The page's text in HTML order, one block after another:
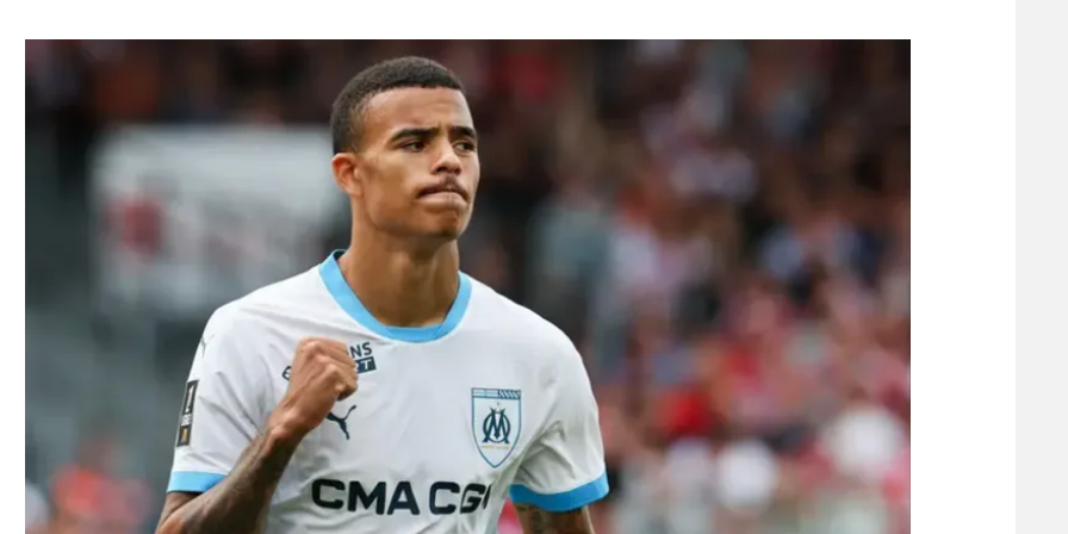
תנאי שימוש
מדיניות פרטיות
תקנון פעילות ספורט 1
רשיון להקרנה פומבית לבית עסק
הצטרפות לחבילת הערוצים
לוח דרושים – ג'ובנט
הפועל תל אביב
הפועל באר שבע
ליגה סינית
ליגה ברזילאית
ליגות נוספות